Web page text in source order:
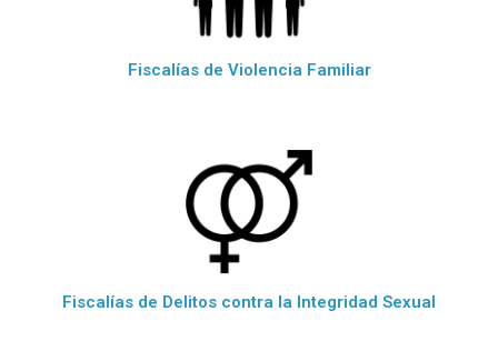
Fiscalías de Violencia Familiar
Fiscalías de Delitos contra la Integridad Sexual